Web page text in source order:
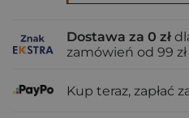
Dostawa za 0 zł
zamówień od 99 zł
Kup teraz, zapłać